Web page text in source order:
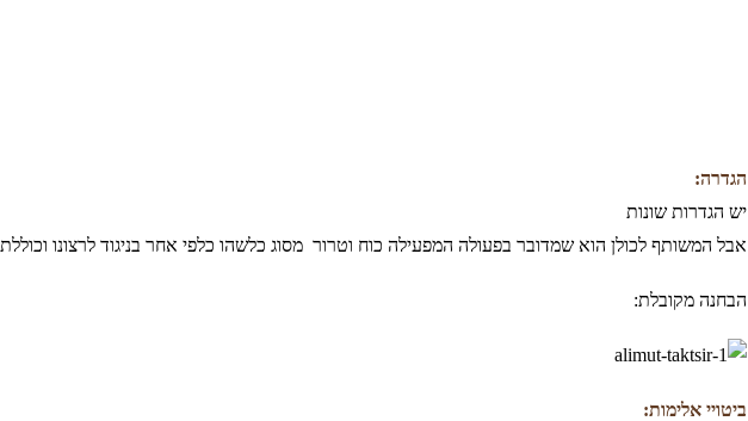
הגדרה:
יש הגדרות שונות
אבל המשותף לכולן הוא שמדובר בפעולה המפעילה כוח וטרור מסוג כלשהו כלפי אחר בניגוד לרצונו
הבחנה מקובלת:
ביטויי אלימות: